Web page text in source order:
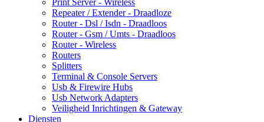
Print Server - Wireless
Repeater / Extender - Draadloze
Router - Dsl / Isdn - Draadloos
Router - Gsm / Umts - Draadloos
Router - Wireless
Routers
Splitters
Terminal & Console Servers
Usb & Firewire Hubs
Usb Network Adapters
Veiligheid Inrichtingen & Gateway
Diensten